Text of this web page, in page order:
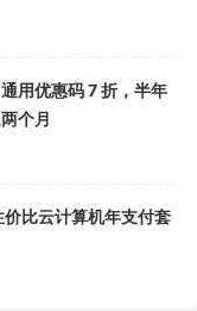
用优惠码 7 折，半年
个月
比云计算机年支付套